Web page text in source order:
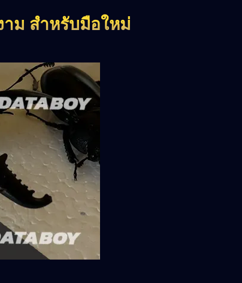
าม สำหรับมือใหม่